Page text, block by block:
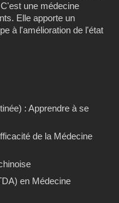
une médecine
Elle apporte un
à l'amélioration de l'état
: Apprendre à se
de la Médecine
en Médecine